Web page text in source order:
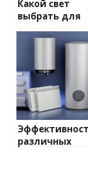
Какой свет
выбрать для
домашнего
освещения
различных